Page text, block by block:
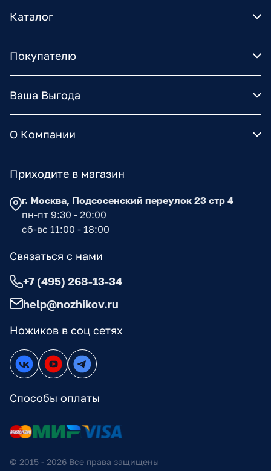
Каталог
Покупателю
Ваша Выгода
О Компании
Ножиков в соц сетях
Способы оплаты
Приходите в магазин
г. Москва, Подсосенский переулок 23 стр 4
пн-пт 9:30 - 20:00
сб-вс 11:00 - 18:00
Связаться с нами
+7 (495) 268-13-34
help@nozhikov.ru
© 2015 - 2026 Все права защищены